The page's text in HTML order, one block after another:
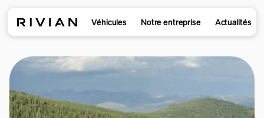
Véhicules Notre entreprise Actualités